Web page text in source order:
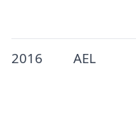
2016 AEL